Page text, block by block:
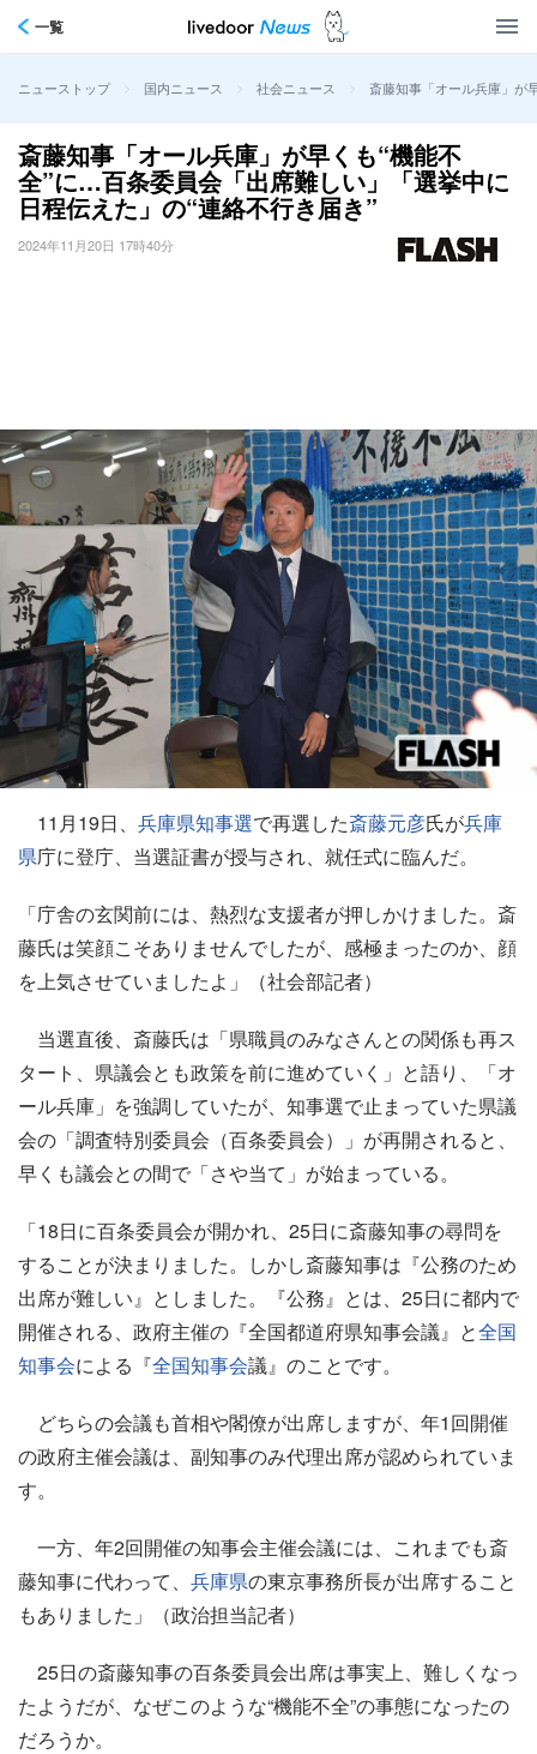
一覧
ニューストップ > 国内ニュース > 社会ニュース > 斎藤知事「オール兵庫」が
斎藤知事「オール兵庫」が早くも“機能不
全”に…百条委員会「出席難しい」「選挙中に
日程伝えた」の“連絡不行き届き”
2024年11月20日 17時40分
11月19日、 兵庫県知事選で再選した斎藤元彦氏が兵庫
県庁に登庁、当選証書が授与され、就任式に臨んだ。
「庁舎の玄関前には、熱烈な支援者が押しかけました。斎
藤氏は笑顔こそありませんでしたが、感極まったのか、顔
を上気させていましたよ」（社会部記者）
当選直後、斎藤氏は「県職員のみなさんとの関係も再ス
タート、県議会とも政策を前に進めていく」と語り、「オ
ール兵庫」を強調していたが、知事選で止まっていた県議
会の「調査特別委員会（百条委員会）」が再開されると、
早くも議会との間で「さや当て」が始まっている。
「18日に百条委員会が開かれ、25日に斎藤知事の尋問を
することが決まりました。しかし斎藤知事は『公務のため
出席が難しい』としました。『公務』とは、25日に都内で
開催される、政府主催の『全国都道府県知事会議』と全国
知事会による『全国知事会議』のことです。
どちらの会議も首相や閣僚が出席しますが、年1回開催
の政府主催会議は、副知事のみ代理出席が認められていま
す。
一方、年2回開催の知事会主催会議には、これまでも斎
藤知事に代わって、 兵庫県の東京事務所長が出席すること
もありました」（政治担当記者）
25日の斎藤知事の百条委員会出席は事実上、難しくなっ
たようだが、なぜこのような“機能不全”の事態になったの
だろうか。